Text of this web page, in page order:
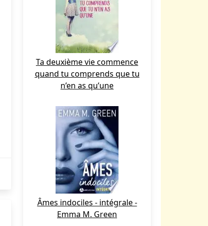
Ta deuxième vie commence
quand tu comprends que tu
n’en as qu’une
Âmes indociles - intégrale -
Emma M. Green